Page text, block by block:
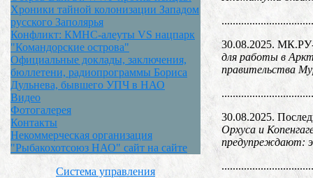
Хроники тайной колонизации Западом
русского Заполярья
Конфликт: КМНС-алеуты VS нацпарк
"Командорские острова"
Официальные доклады, заключения,
бюллетени, радиопрограммы Бориса
Дульнева, бывшего УПЧ в НАО
Видео
Фотогалерея
Контакты
Некоммерческая организация
"Рыбакохотсоюз НАО" сайт на сайте
Система управления
30.08.2025.
для работы в
правительства
30.08.2025.
Орхуса и
предупреждают: